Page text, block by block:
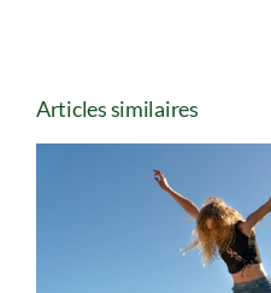
Articles similaires